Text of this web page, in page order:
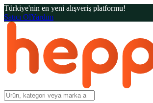
Türkiye'nin en yeni alışveriş platformu!
Satıcı OlYardım